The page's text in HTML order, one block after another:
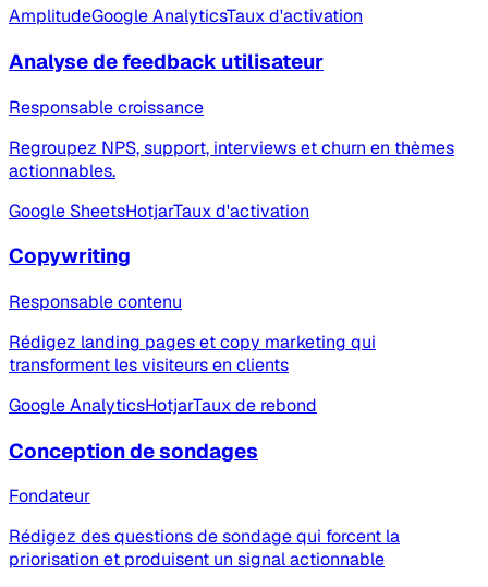
AmplitudeGoogle AnalyticsTaux d'activation
Analyse de feedback utilisateur
Responsable croissance
Regroupez NPS, support, interviews et churn en thèmes
actionnables.
Google SheetsHotjarTaux d'activation
Copywriting
Responsable contenu
Rédigez landing pages et copy marketing qui
transforment les visiteurs en clients
Google AnalyticsHotjarTaux de rebond
Conception de sondages
Fondateur
Rédigez des questions de sondage qui forcent la
priorisation et produisent un signal actionnable